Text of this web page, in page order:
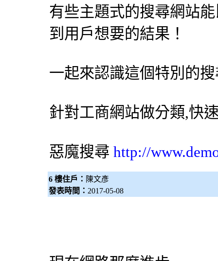
有些主題式的搜尋網站
到用戶想要的結果！
一起來認識這個特別的
針對工商網站做分類,快
惡魔搜尋 http://
6 樓住戶： 陳文彥
發表時間： 2017-05-08